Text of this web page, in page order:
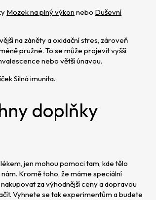
Mozek na plný výkonnebo Duševní
na záněty a oxidační stres, zároveň
pružné. To se může projevit vyšší
nebo větší únavou.
Silná imunita.
doplňky
jen mohou pomoci tam, kde tělo
Kromě toho, že máme speciální
za výhodnější ceny a dopravou
Vyhnete se tak experimentům a budete